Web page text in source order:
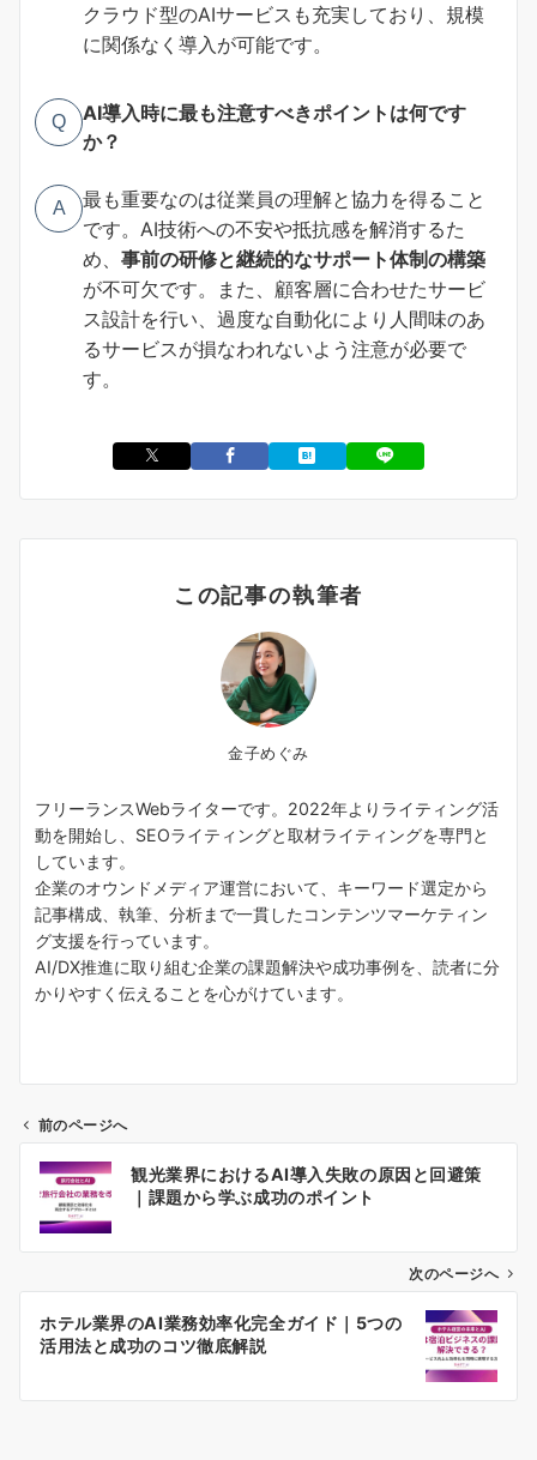
クラウド型のAIサービスも充実しており、規模
に関係なく導入が可能です。
Q
AI導入時に最も注意すべきポイントは何です
か？
A
最も重要なのは従業員の理解と協力を得ること
です。AI技術への不安や抵抗感を解消するた
め、 事前の研修と継続的なサポート体制の構築
が不可欠です。また、顧客層に合わせたサービ
ス設計を行い、過度な自動化により人間味のあ
るサービスが損なわれないよう注意が必要で
す。
この記事の執筆者
金子めぐみ
フリーランスWebライターです。2022年よりライティング活
動を開始し、SEOライティングと取材ライティングを専門と
しています。
企業のオウンドメディア運営において、キーワード選定から
記事構成、執筆、分析まで一貫したコンテンツマーケティン
グ支援を行っています。
AI/DX推進に取り組む企業の課題解決や成功事例を、読者に分
かりやすく伝えることを心がけています。
ン
前のページへ
観光業界におけるAI導入失敗の原因と回避策
｜課題から学ぶ成功のポイント
次のページへ
ホテル業界のAI業務効率化完全ガイド｜5つの
活用法と成功のコツ徹底解説